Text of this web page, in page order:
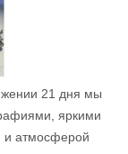
21 дня мы
яркими
и атмосферой